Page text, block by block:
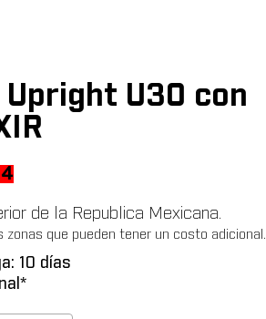
U30 con
is:
$65,814.
de la Republica Mexicana.
zonas que pueden tener un costo adicional.
10 días